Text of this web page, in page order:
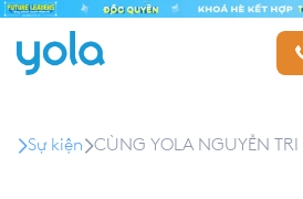
Sự kiện CÙNG YOLA NGUYỄN